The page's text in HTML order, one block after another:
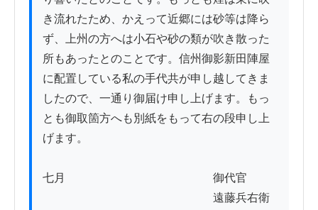
き流れたため、かえって近郷には砂等は降ら
ず、上州の方へは小石や砂の類が吹き散った
所もあったとのことです。信州御影新田陣屋
に配置している私の手代共が申し越してきま
したので、一通り御届け申し上げます。もっ
とも御取箇方へも別紙をもって右の段申し上
げます。
七月　　　　　　　　　　　　　御代官
遠藤兵右衛